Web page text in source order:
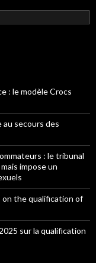
: le modèle Crocs
au secours des
: le tribunal
impose un
on the qualification of
sur la qualification